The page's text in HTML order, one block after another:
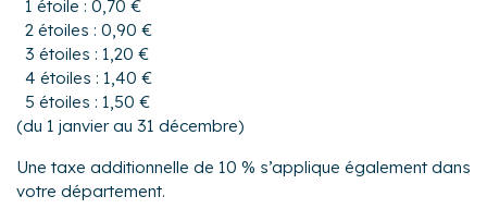
1 étoile : 0,70 €
2 étoiles : 0,90 €
3 étoiles : 1,20 €
4 étoiles : 1,40 €
5 étoiles : 1,50 €
(du 1 janvier au 31 décembre)
Une taxe additionnelle de 10 % s’applique également dans
votre département.